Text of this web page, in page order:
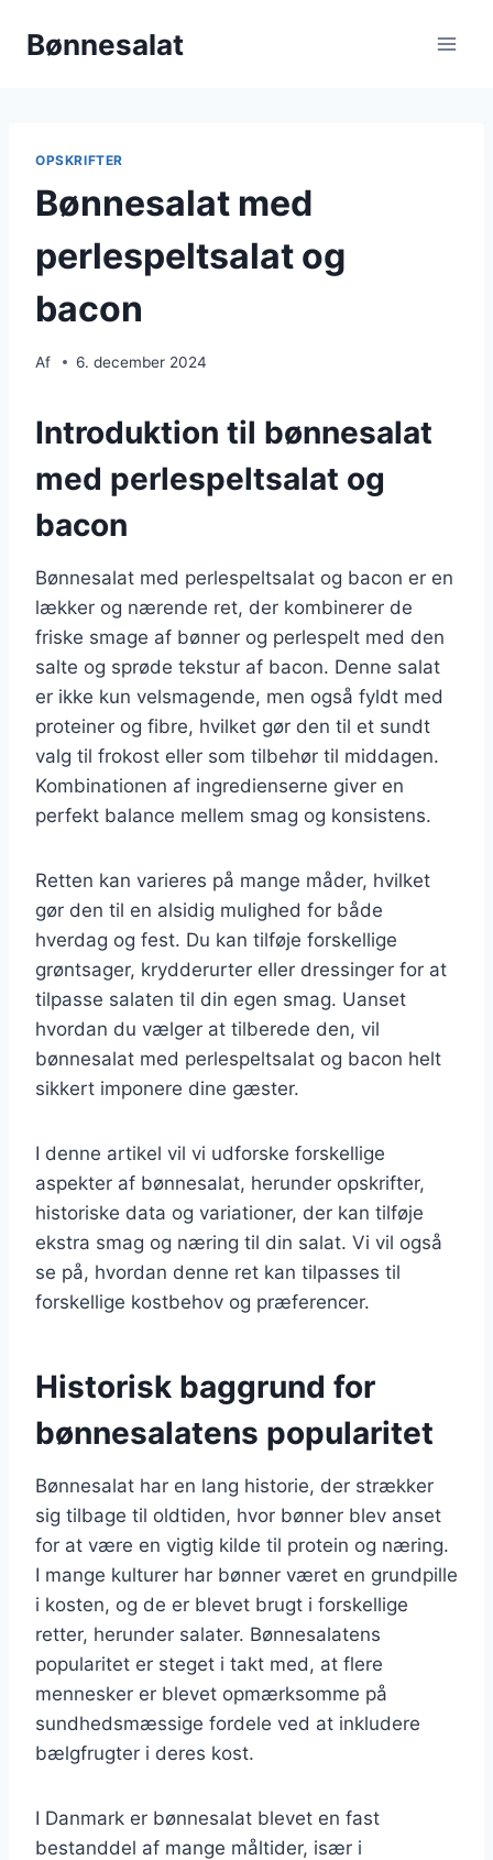
Bønnesalat
OPSKRIFTER
Bønnesalat med
perlespeltsalat og
bacon
Af 6. december 2024
Introduktion til bønnesalat
med perlespeltsalat og
bacon
Bønnesalat med perlespeltsalat og bacon er en
lækker og nærende ret, der kombinerer de
friske smage af bønner og perlespelt med den
salte og sprøde tekstur af bacon. Denne salat
er ikke kun velsmagende, men også fyldt med
proteiner og fibre, hvilket gør den til et sundt
valg til frokost eller som tilbehør til middagen.
Kombinationen af ingredienserne giver en
perfekt balance mellem smag og konsistens.
Retten kan varieres på mange måder, hvilket
gør den til en alsidig mulighed for både
hverdag og fest. Du kan tilføje forskellige
grøntsager, krydderurter eller dressinger for at
tilpasse salaten til din egen smag. Uanset
hvordan du vælger at tilberede den, vil
bønnesalat med perlespeltsalat og bacon helt
sikkert imponere dine gæster.
I denne artikel vil vi udforske forskellige
aspekter af bønnesalat, herunder opskrifter,
historiske data og variationer, der kan tilføje
ekstra smag og næring til din salat. Vi vil også
se på, hvordan denne ret kan tilpasses til
forskellige kostbehov og præferencer.
Historisk baggrund for
bønnesalatens popularitet
Bønnesalat har en lang historie, der strækker
sig tilbage til oldtiden, hvor bønner blev anset
for at være en vigtig kilde til protein og næring.
I mange kulturer har bønner været en grundpille
i kosten, og de er blevet brugt i forskellige
retter, herunder salater. Bønnesalatens
popularitet er steget i takt med, at flere
mennesker er blevet opmærksomme på
sundhedsmæssige fordele ved at inkludere
bælgfrugter i deres kost.
I Danmark er bønnesalat blevet en fast
bestanddel af mange måltider, især i